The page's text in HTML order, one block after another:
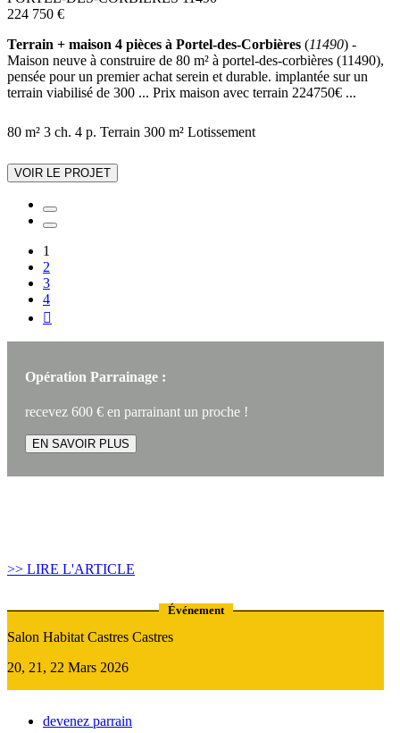
224 750 €
Terrain + maison 4 pièces à Portel-des-Corbières (11490) -
Maison neuve à construire de 80 m² à portel-des-corbières (11490),
pensée pour un premier achat serein et durable. implantée sur un
terrain viabilisé de 300 ... Prix maison avec terrain 224750€ ...
80 m² 3 ch. 4 p. Terrain 300 m² Lotissement
VOIR LE PROJET
1
2
3
4

Opération Parrainage :
recevez 600 € en parrainant un proche !
EN SAVOIR PLUS
>> LIRE L'ARTICLE
Événement
Salon Habitat Castres Castres
20, 21, 22 Mars 2026
devenez parrain